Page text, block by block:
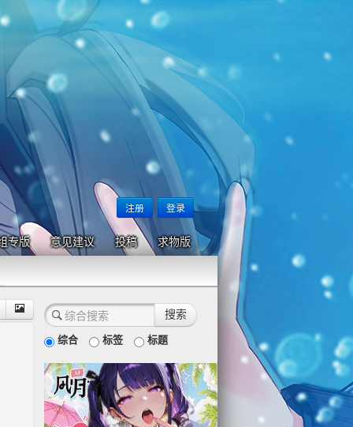
注册 登录
专版 意见建议 投稿 求物版
综合 标签 标题